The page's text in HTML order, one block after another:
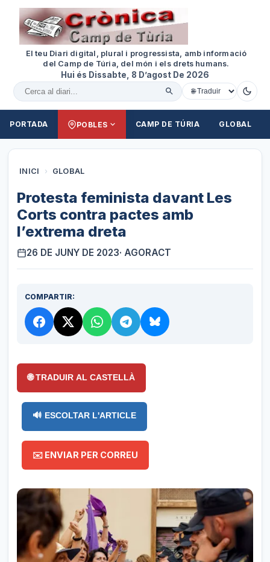
El teu Diari digital, plural i progressista, amb informació
del Camp de Túria, del món i els drets humans.
Hui és Dissabte, 8 D’agost De 2026
Cercar al diari
PORTADA POBLES CAMP DE TÚRIA GLOBAL
INICI › GLOBAL
Protesta feminista davant Les
Corts contra pactes amb
l’extrema dreta
26 DE JUNY DE 2023· AGORACT
COMPARTIR:
🌐 TRADUIR AL CASTELLÀ
🔊 ESCOLTAR L'ARTICLE
✉️ ENVIAR PER CORREU